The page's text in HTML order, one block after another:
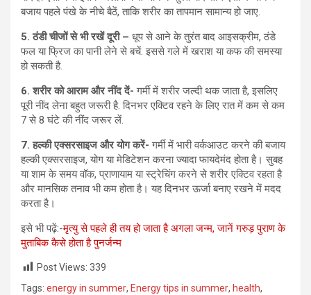
बजाय पहले पंखे के नीचे बैठें, ताकि शरीर का तापमान सामान्य हो जाए.
5.ठंडी चीजों से भी रखें दूरी – धूप से आने के तुरंत बाद आइसक्रीम, ठंडे
फल या फ्रिज का पानी लेने से बचें. इससे गले में खराश या कफ की समस्या
हो सकती है.
6.शरीर को आराम और नींद दें- गर्मी में शरीर जल्दी थक जाता है, इसलिए
पूरी नींद लेना बहुत जरूरी है. दिनभर एक्टिव रहने के लिए रात में कम से कम
7 से 8 घंटे की नींद जरूर लें.
7.हल्की एक्सरसाइज और योग करें-गर्मी में भारी वर्कआउट करने की बजाय
हल्की एक्सरसाइज, योग या मेडिटेशन करना ज्यादा फायदेमंद होता है। सुबह
या शाम के समय वॉक, प्राणायाम या स्ट्रेचिंग करने से शरीर एक्टिव रहता है
और मानसिक तनाव भी कम होता है। यह दिनभर ऊर्जा बनाए रखने में मदद
करता है।
इसे भी पढ़ें:-मृत्यु से पहले ही तय हो जाता है अगला जन्म, जानें गरुड़ पुराण के
मुताबिक कैसे होता है पुनर्जन्म
Post Views: 339
Tags: energy in summer, Energy tips in summer, health,